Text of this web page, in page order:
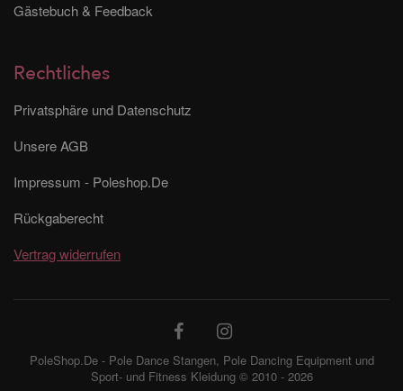
Gästebuch & Feedback
Rechtliches
Privatsphäre und Datenschutz
Unsere AGB
Impressum - Poleshop.De
Rückgaberecht
Vertrag widerrufen
PoleShop.De - Pole Dance Stangen, Pole Dancing Equipment und
Sport- und Fitness Kleidung © 2010 - 2026